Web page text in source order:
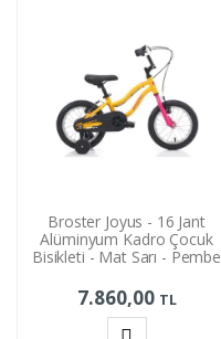
Broster Joyus - 16 Jant
Alüminyum Kadro Çocuk
Bisikleti - Mat Sarı - Pembe
7.860,00 TL